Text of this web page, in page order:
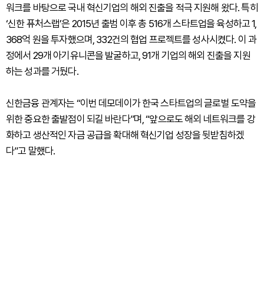
워크를 바탕으로 국내 혁신기업의 해외 진출을 적극 지원해 왔다. 특히
‘신한 퓨처스랩’은 2015년 출범 이후 총 516개 스타트업을 육성하고 1,
368억 원을 투자했으며, 332건의 협업 프로젝트를 성사시켰다. 이 과
정에서 29개 아기유니콘을 발굴하고, 91개 기업의 해외 진출을 지원
하는 성과를 거뒀다.
신한금융 관계자는 “이번 데모데이가 한국 스타트업의 글로벌 도약을
위한 중요한 출발점이 되길 바란다”며, “앞으로도 해외 네트워크를 강
화하고 생산적인 자금 공급을 확대해 혁신기업 성장을 뒷받침하겠
다”고 말했다.